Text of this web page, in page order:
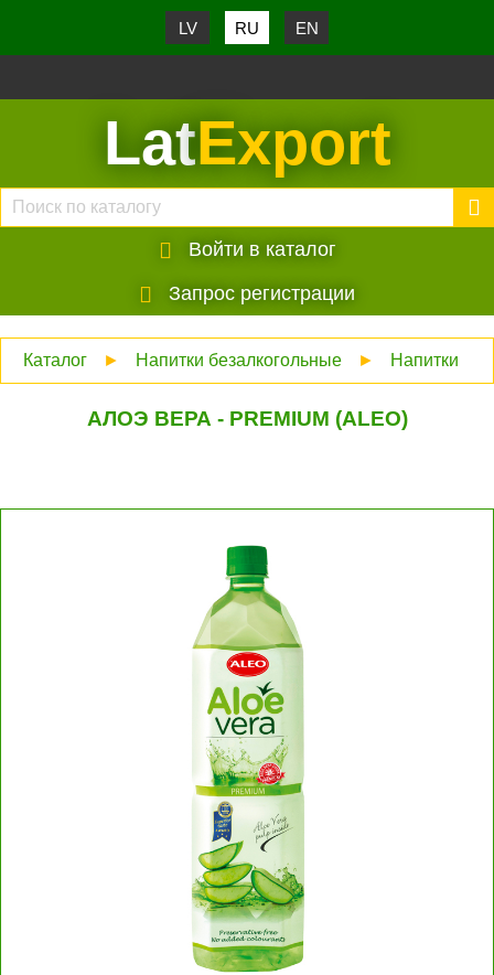
LV RU EN
LatExport
Войти в каталог
Запрос регистрации
Каталог ► Напитки безалкогольные ► Напитки
АЛОЭ ВЕРА - PREMIUM (ALEO)